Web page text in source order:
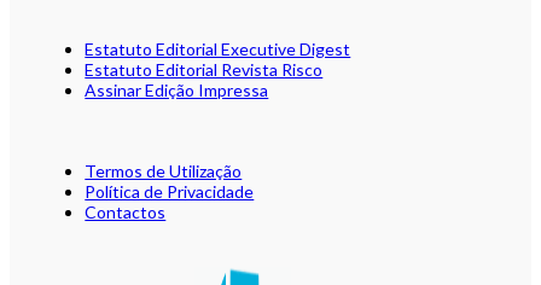
Estatuto Editorial Executive Digest
Estatuto Editorial Revista Risco
Assinar Edição Impressa
Termos de Utilização
Política de Privacidade
Contactos